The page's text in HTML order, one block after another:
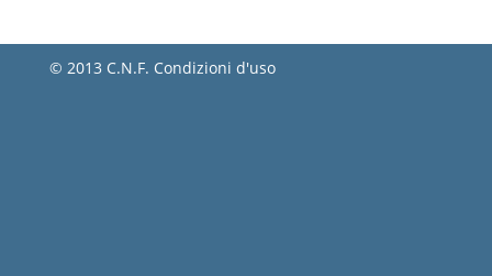
© 2013 C.N.F. Condizioni d'uso